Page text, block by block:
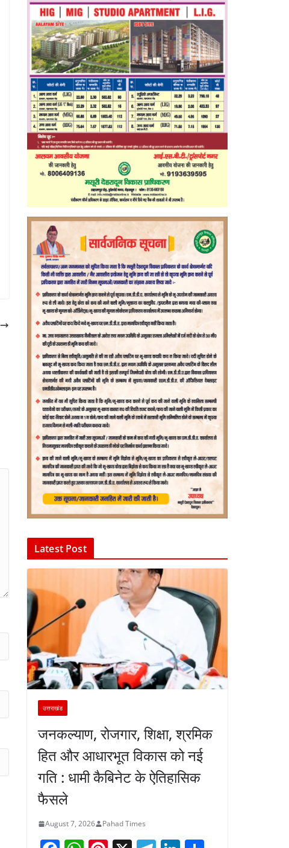
Latest Post
उत्तराखंड
जनकल्याण, रोजगार, शिक्षा, श्रमिक
हित और आधारभूत विकास को नई
गति : धामी कैबिनेट के ऐतिहासिक
फैसले
August 7, 2026 Pahad Times